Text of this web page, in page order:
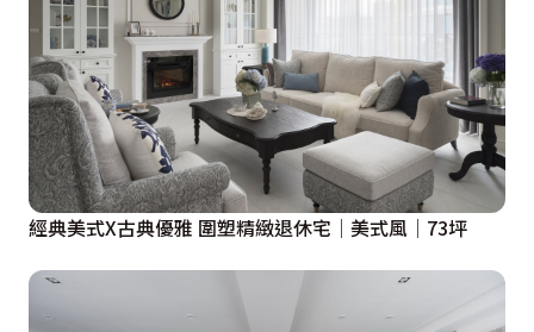
經典美式X古典優雅 圍塑精緻退休宅│美式風│73坪